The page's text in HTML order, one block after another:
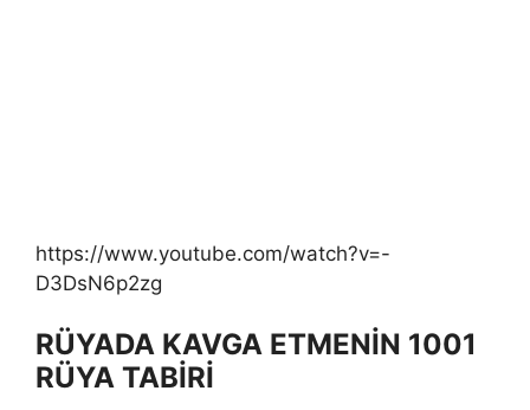
https://www.youtube.com/watch?v=-
D3DsN6p2zg
RÜYADA KAVGA ETMENİN 1001
RÜYA TABİRİ